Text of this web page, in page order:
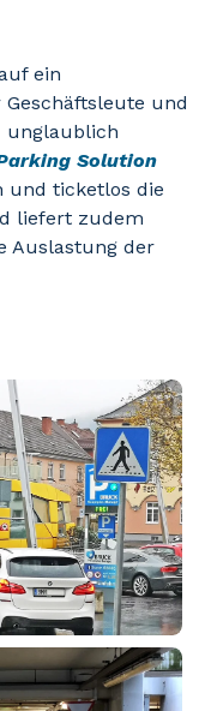
ein
und
unglaublich
Solution
und ticketlos die
liefert zudem
Auslastung der